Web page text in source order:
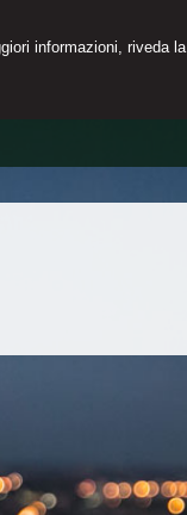
informazioni, riveda la